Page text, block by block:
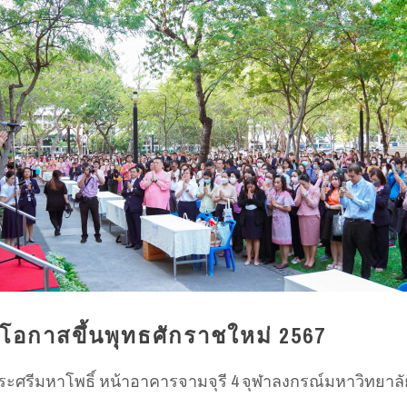
กาสขึ้นพุทธศักราชใหม่ 2567
ระศรีมหาโพธิ์ หน้าอาคารจามจุรี 4 จุฬาลงกรณ์มหาวิทยา